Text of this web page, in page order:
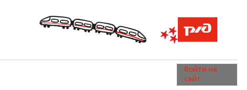
Войти на
сайт